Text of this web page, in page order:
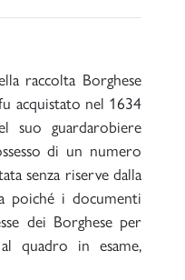
raccolta Borghese
acquistato nel 1634
suo guardarobiere
di un numero
senza riserve dalla
poiché i documenti
dei Borghese per
quadro in esame,